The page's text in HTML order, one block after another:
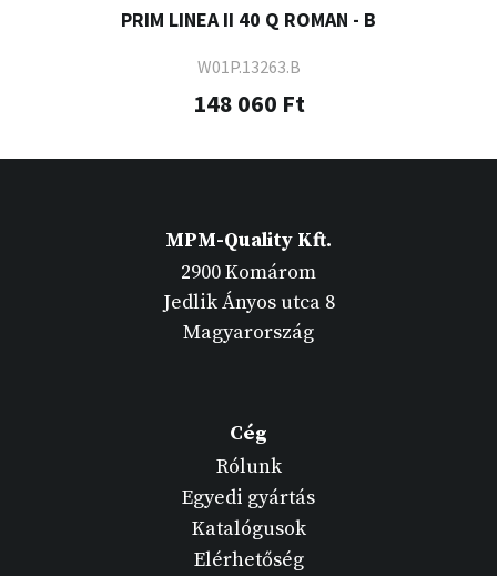
PRIM LINEA II 40 Q ROMAN - B
W01P.13263.B
148 060 Ft
MPM-Quality Kft.
2900 Komárom
Jedlik Ányos utca 8
Magyarország
Cég
Rólunk
Egyedi gyártás
Katalógusok
Elérhetőség